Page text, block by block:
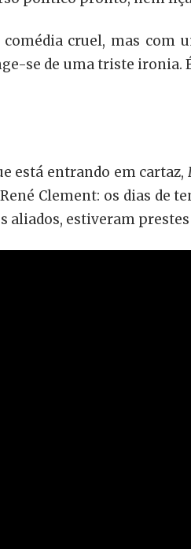
cruel, mas com
se de uma triste ironia.
está entrando em cartaz,
Clement: os dias de
estiveram